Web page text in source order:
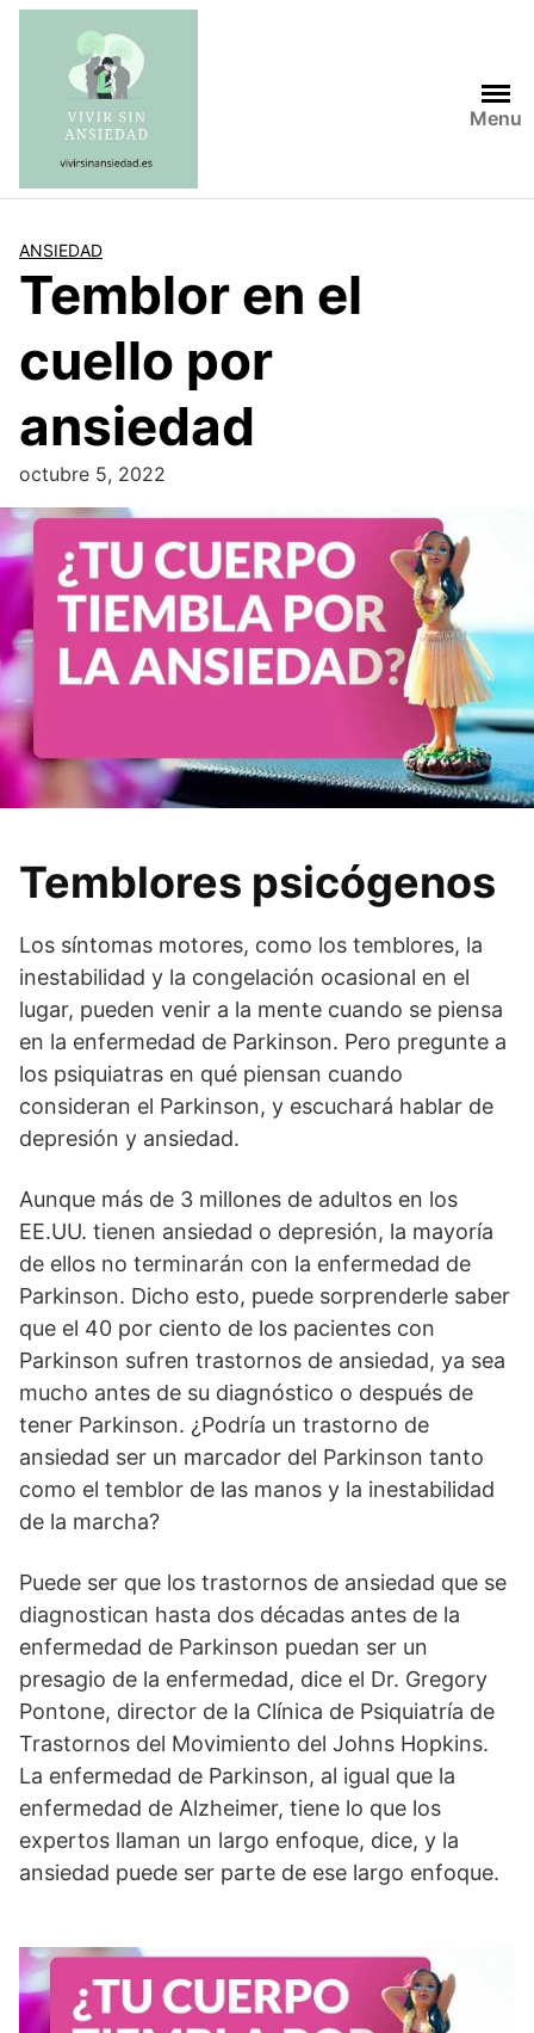
Saltar
contenido
Menu
ANSIEDAD
Temblor en el
cuello por
ansiedad
octubre 5, 2022
Temblores psicógenos
Los síntomas motores, como los temblores, la
inestabilidad y la congelación ocasional en el
lugar, pueden venir a la mente cuando se piensa
en la enfermedad de Parkinson. Pero pregunte a
los psiquiatras en qué piensan cuando
consideran el Parkinson, y escuchará hablar de
depresión y ansiedad.
Aunque más de 3 millones de adultos en los
EE.UU. tienen ansiedad o depresión, la mayoría
de ellos no terminarán con la enfermedad de
Parkinson. Dicho esto, puede sorprenderle saber
que el 40 por ciento de los pacientes con
Parkinson sufren trastornos de ansiedad, ya sea
mucho antes de su diagnóstico o después de
tener Parkinson. ¿Podría un trastorno de
ansiedad ser un marcador del Parkinson tanto
como el temblor de las manos y la inestabilidad
de la marcha?
Puede ser que los trastornos de ansiedad que se
diagnostican hasta dos décadas antes de la
enfermedad de Parkinson puedan ser un
presagio de la enfermedad, dice el Dr. Gregory
Pontone, director de la Clínica de Psiquiatría de
Trastornos del Movimiento del Johns Hopkins.
La enfermedad de Parkinson, al igual que la
enfermedad de Alzheimer, tiene lo que los
expertos llaman un largo enfoque, dice, y la
ansiedad puede ser parte de ese largo enfoque.